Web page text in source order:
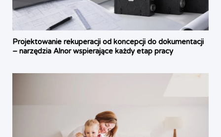
Projektowanie rekuperacji od koncepcji do dokumentacji
– narzędzia Alnor wspierające każdy etap pracy